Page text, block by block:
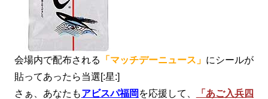
会場内で配布される 「マッチデーニュース」 にシールが
貼ってあったら当選[:星:]
さぁ、あなたもアビスパ福岡 を応援して、
「あご入兵四